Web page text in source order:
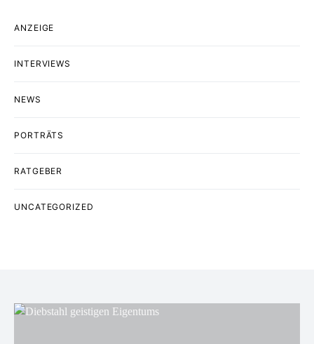
ANZEIGE
INTERVIEWS
NEWS
PORTRÄTS
RATGEBER
UNCATEGORIZED